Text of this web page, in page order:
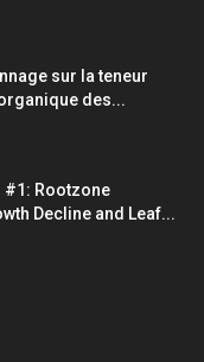
sur la teneur
des...
#1: Rootzone
Decline and Leaf...